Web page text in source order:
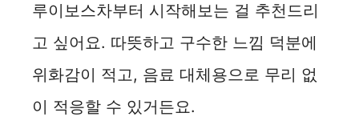
루이보스차부터 시작해보는 걸 추천드리
고 싶어요. 따뜻하고 구수한 느낌 덕분에
위화감이 적고, 음료 대체용으로 무리 없
이 적응할 수 있거든요.